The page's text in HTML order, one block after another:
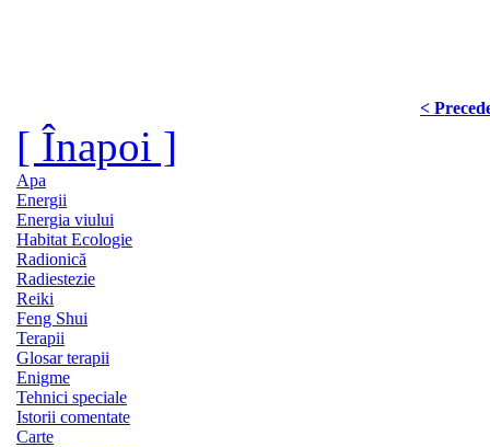
<
[ Înapoi ]
Apa
Energii
Energia viului
Habitat Ecologie
Radionică
Radiestezie
Reiki
Feng Shui
Terapii
Glosar terapii
Enigme
Tehnici speciale
Istorii comentate
Carte